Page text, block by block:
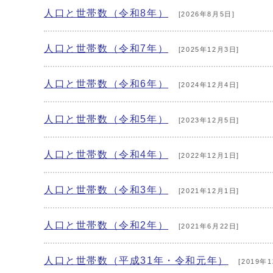
人口と世帯数（令和8年） [2026年8月5日]
人口と世帯数（令和7年） [2025年12月3日]
人口と世帯数（令和6年） [2024年12月4日]
人口と世帯数（令和5年） [2023年12月5日]
人口と世帯数（令和4年） [2022年12月1日]
人口と世帯数（令和3年） [2021年12月1日]
人口と世帯数（令和2年） [2021年6月22日]
人口と世帯数（平成31年・令和元年） [2019年